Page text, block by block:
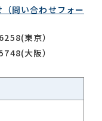
問い合わせフォー
東京）
大阪）